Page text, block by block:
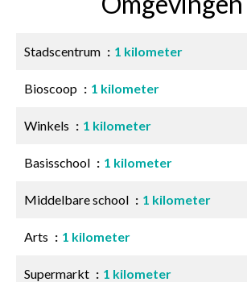
Stadscentrum 1 kilometer
Bioscoop 1 kilometer
Winkels 1 kilometer
Basisschool 1 kilometer
Middelbare school 1 kilometer
Arts 1 kilometer
Supermarkt 1 kilometer